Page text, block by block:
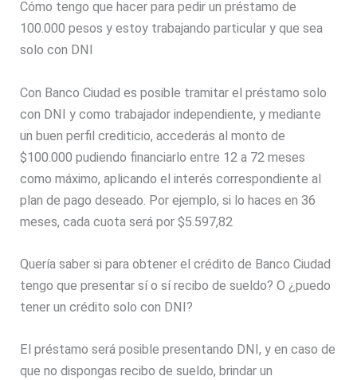
Cómo tengo que hacer para pedir un préstamo de
100.000 pesos y estoy trabajando particular y que sea
solo con DNI
Con Banco Ciudad es posible tramitar el préstamo solo
con DNI y como trabajador independiente, y mediante
un buen perfil crediticio, accederás al monto de
$100.000 pudiendo financiarlo entre 12 a 72 meses
como máximo, aplicando el interés correspondiente al
plan de pago deseado. Por ejemplo, si lo haces en 36
meses, cada cuota será por $5.597,82
Quería saber si para obtener el crédito de Banco Ciudad
tengo que presentar sí o sí recibo de sueldo? O ¿puedo
tener un crédito solo con DNI?
El préstamo será posible presentando DNI, y en caso de
que no dispongas recibo de sueldo, brindar un